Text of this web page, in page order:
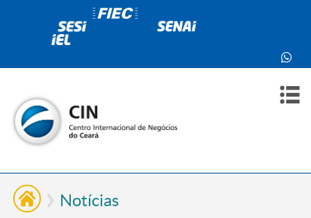
Notícias